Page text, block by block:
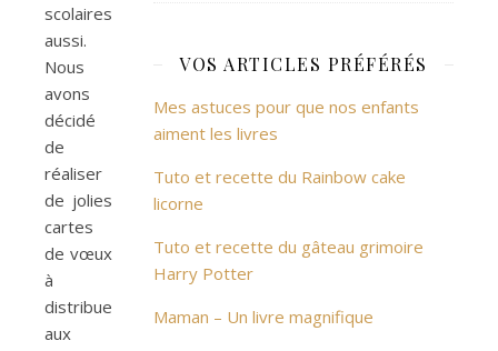
scolaires
aussi.
Nous
avons
décidé
de
réaliser
de jolies
cartes
de vœux
à
distribuer
aux
VOS ARTICLES PRÉFÉRÉS
Mes astuces pour que nos enfants
aiment les livres
Tuto et recette du Rainbow cake
licorne
Tuto et recette du gâteau grimoire
Harry Potter
Maman – Un livre magnifique